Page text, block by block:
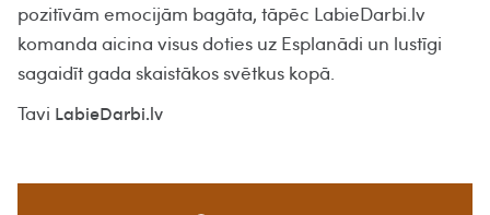
pozitīvām emocijām bagāta, tāpēc LabieDarbi.lv
komanda aicina visus doties uz Esplanādi un lustīgi
sagaidīt gada skaistākos svētkus kopā.
Tavi LabieDarbi.lv